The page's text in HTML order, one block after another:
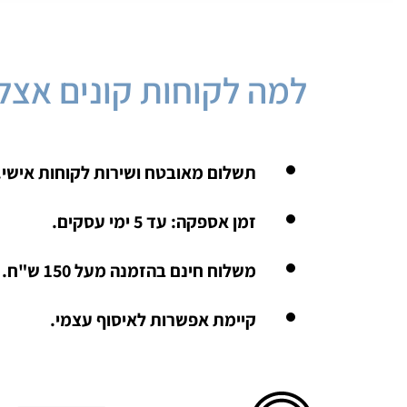
למה לקוחות קונים
תשלום מאובטח ושירות לקוחות
זמן אספקה: עד 5 ימי עסקים.
משלוח חינם בהזמנה מעל 150 ש"ח.
קיימת אפשרות לאיסוף עצמי.